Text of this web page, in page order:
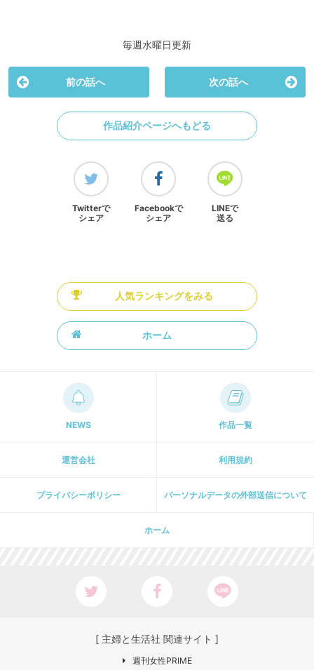
毎週水曜日更新
前の話へ 次の話へ
作品紹介ページへもどる
Twitterで
シェア
Facebookで
シェア
LINEで
送る
人気ランキングをみる
ホーム
NEWS 作品一覧
運営会社 利用規約
プライパシーポリシー パーソナルデータの外部送信について
ホーム
[ 主婦と生活社 関連サイト ]
週刊女性PRIME